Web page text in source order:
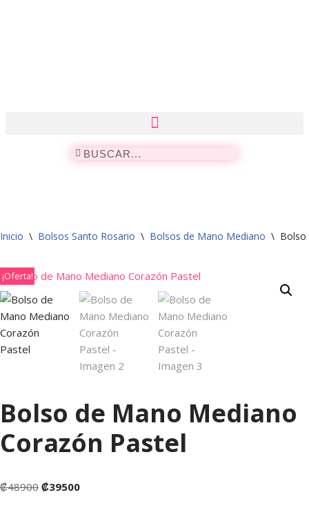
Inicio \ Bolsos Santo Rosario \ Bolsos de Mano Mediano \ Bolso
¡Oferta!
Bolso de Mano Mediano
Corazón Pastel
₡48900 ₡39500